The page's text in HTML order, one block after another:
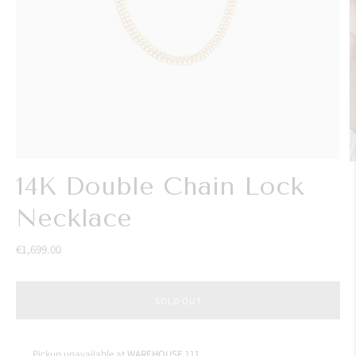
14K Double Chain Lock
Necklace
€1,699.00